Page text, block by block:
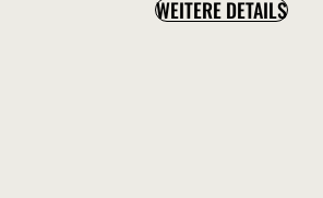
WEITERE DETAILS